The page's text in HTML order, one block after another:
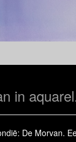
in
De Morvan.